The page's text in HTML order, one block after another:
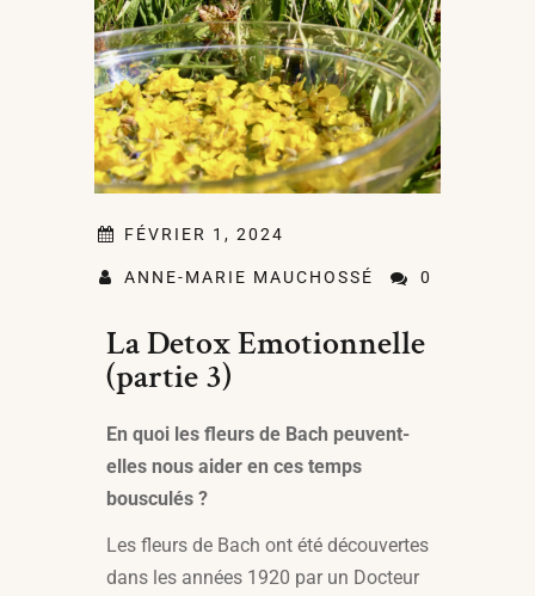
FÉVRIER 1, 2024
ANNE-MARIE MAUCHOSSÉ 0
La Detox Emotionnelle
(partie 3)
En quoi les fleurs de Bach peuvent-
elles nous aider en ces temps
bousculés ?
Les fleurs de Bach ont été découvertes
dans les années 1920 par un Docteur